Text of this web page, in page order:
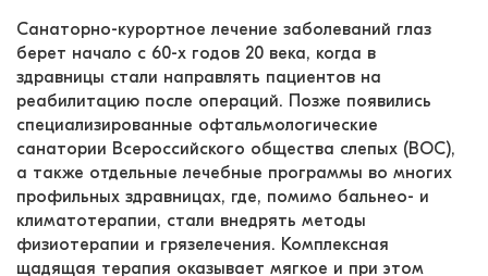
Санаторно-курортное лечение заболеваний глаз
берет начало с 60-х годов 20 века, когда в
здравницы стали направлять пациентов на
реабилитацию после операций. Позже появились
специализированные офтальмологические
санатории Всероссийского общества слепых (ВОС),
а также отдельные лечебные программы во многих
профильных здравницах, где, помимо бальнео- и
климатотерапии, стали внедрять методы
физиотерапии и грязелечения. Комплексная
щадящая терапия оказывает мягкое и при этом